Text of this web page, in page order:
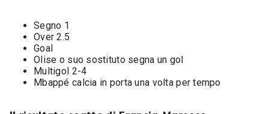
Segno 1
Over 2.5
Goal
Olise o suo sostituto segna un gol
Multigol 2-4
Mbappé calcia in porta una volta per tempo